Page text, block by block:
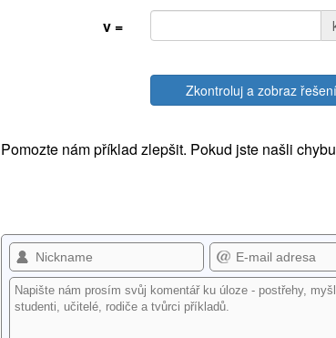
v =
Zkontroluj a zobraz řešení
Pomozte nám příklad zlepšit. Pokud jste našli